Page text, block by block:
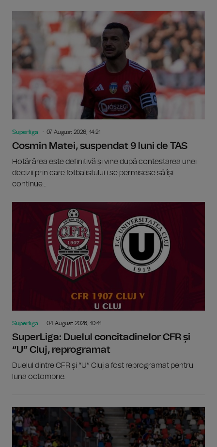
Superliga 07 August 2026, 14:21
Cosmin Matei, suspendat 9 luni de TAS
Hotărârea este definitivă și vine după contestarea unei
decizii prin care fotbalistului i se permisese să își
continue...
Superliga 04 August 2026, 10:41
SuperLiga: Duelul concitadinelor CFR și
“U” Cluj, reprogramat
Duelul dintre CFR și “U” Cluj a fost reprogramat pentru
luna octombrie.